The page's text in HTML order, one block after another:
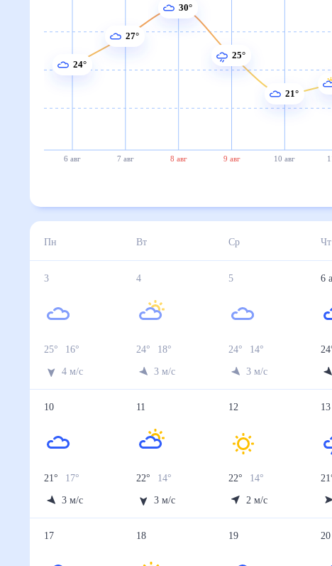
6 авг 7 авг 8 авг 9 авг 10 авг
24°
27°
30°
25°
21°
Пн Вт Ср Чт
3
25° 16°
4 м/с
4
24° 18°
3 м/с
5
24° 14°
3 м/с
6
24
10
21° 17°
3 м/с
11
22° 14°
3 м/с
12
22° 14°
2 м/с
13
21
17 18 19 20